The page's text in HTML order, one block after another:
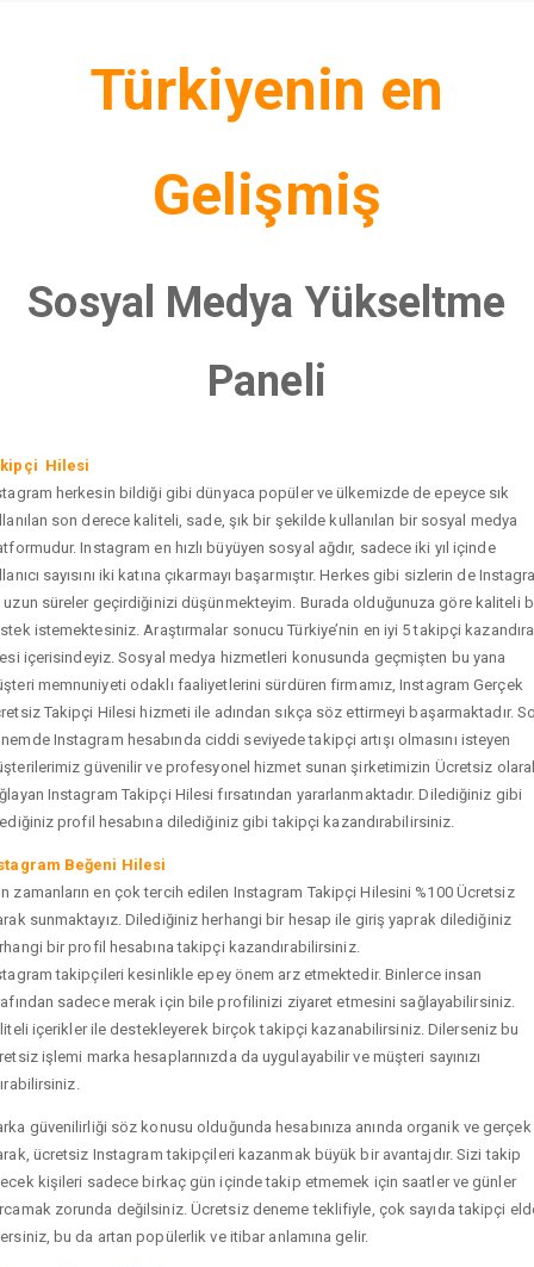
Türkiyenin en
Gelişmiş
Sosyal Medya Yükseltme
Paneli
Hilesi
herkesin bildiği gibi dünyaca popüler ve ülkemizde de epeyce sık
son derece kaliteli, sade, şık bir şekilde kullanılan bir sosyal medya
Instagram en hızlı büyüyen sosyal ağdır, sadece iki yıl içinde
sayısını iki katına çıkarmayı başarmıştır. Herkes gibi sizlerin de
uzun süreler geçirdiğinizi düşünmekteyim. Burada olduğunuza göre kaliteli
istemektesiniz. Araştırmalar sonucu Türkiye’nin en iyi 5 takipçi
içerisindeyiz. Sosyal medya hizmetleri konusunda geçmişten bu yana
memnuniyeti odaklı faaliyetlerini sürdüren firmamız, Instagram Gerçek
Takipçi Hilesi hizmeti ile adından sıkça söz ettirmeyi başarmaktadır.
Instagram hesabında ciddi seviyede takipçi artışı olmasını isteyen
güvenilir ve profesyonel hizmet sunan şirketimizin Ücretsiz
Instagram Takipçi Hilesi fırsatından yararlanmaktadır. Dilediğiniz gibi
profil hesabına dilediğiniz gibi takipçi kazandırabilirsiniz.
Beğeni Hilesi
zamanların en çok tercih edilen Instagram Takipçi Hilesini %100 Ücretsiz
sunmaktayız. Dilediğiniz herhangi bir hesap ile giriş yaprak dilediğiniz
bir profil hesabına takipçi kazandırabilirsiniz.
takipçileri kesinlikle epey önem arz etmektedir. Binlerce insan
sadece merak için bile profilinizi ziyaret etmesini sağlayabilirsiniz.
içerikler ile destekleyerek birçok takipçi kazanabilirsiniz. Dilerseniz bu
işlemi marka hesaplarınızda da uygulayabilir ve müşteri sayınızı
güvenilirliği söz konusu olduğunda hesabınıza anında organik ve gerçek
ücretsiz Instagram takipçileri kazanmak büyük bir avantajdır. Sizi takip
kişileri sadece birkaç gün içinde takip etmemek için saatler ve günler
zorunda değilsiniz. Ücretsiz deneme teklifiyle, çok sayıda takipçi
bu da artan popülerlik ve itibar anlamına gelir.